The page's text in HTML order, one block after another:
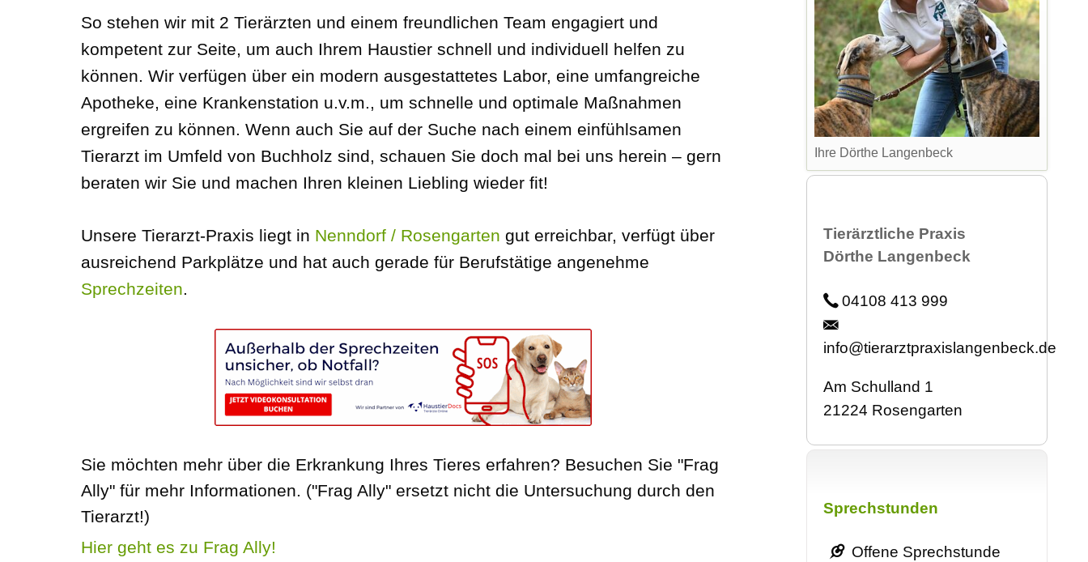
So stehen wir mit 2 Tierärzten und einem freundlichen Team engagiert und
kompetent zur Seite, um auch Ihrem Haustier schnell und individuell helfen zu
können. Wir verfügen über ein modern ausgestattetes Labor, eine umfangreiche
Apotheke, eine Krankenstation u.v.m., um schnelle und optimale Maßnahmen
ergreifen zu können. Wenn auch Sie auf der Suche nach einem einfühlsamen
Tierarzt im Umfeld von Buchholz sind, schauen Sie doch mal bei uns herein – gern
beraten wir Sie und machen Ihren kleinen Liebling wieder fit!
Unsere Tierarzt-Praxis liegt in Nenndorf / Rosengarten gut erreichbar, verfügt über
ausreichend Parkplätze und hat auch gerade für Berufstätige angenehme
Sprechzeiten.
Sie möchten mehr über die Erkrankung Ihres Tieres erfahren? Besuchen Sie "Frag
Ally" für mehr Informationen. ("Frag Ally" ersetzt nicht die Untersuchung durch den
Tierarzt!)
Hier geht es zu Frag Ally!
Ihre Dörthe Langenbeck
Tierärztliche Praxis
Dörthe Langenbeck
04108 413 999
info@tierarztpraxislangenbeck.de
Am Schulland 1
21224 Rosengarten
überspringen
Sprechstunden
Offene Sprechstunde